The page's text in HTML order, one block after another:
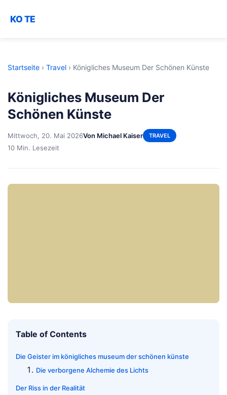
KO TE
Startseite › Travel › Königliches Museum Der Schönen Künste
Königliches Museum Der
Schönen Künste
Mittwoch, 20. Mai 2026Von Michael Kaiser TRAVEL
10 Min. Lesezeit
Table of Contents
Die Geister im königliches museum der schönen künste
Die verborgene Alchemie des Lichts
Der Riss in der Realität